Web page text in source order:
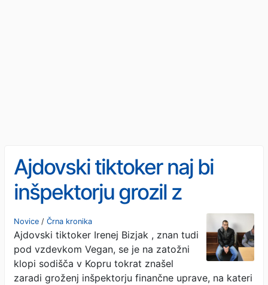
Ajdovski tiktoker naj bi
inšpektorju grozil z
mučenjem in s smrtjo
Novice / Črna kronika
Ajdovski tiktoker Irenej Bizjak , znan tudi
pod vzdevkom Vegan, se je na zatožni
klopi sodišča v Kopru tokrat znašel
zaradi groženj inšpektorju finančne uprave, na kateri